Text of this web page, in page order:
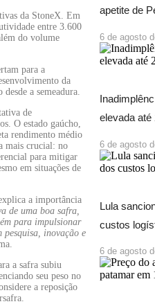
da StoneX. Em
entre 3.600
do volume
para a
da
a semeadura.
de
O estado gaúcho,
rendimento médio
mais crucial: no
para mitigar
em situações de
a importância
de uma boa safra,
para impulsionar
pesquisa, inovação e
a safra subiu
seu peso no
a reposição
apetite de
6 de agosto
elevada até
6 de agosto
Lula
custos
6 de agosto